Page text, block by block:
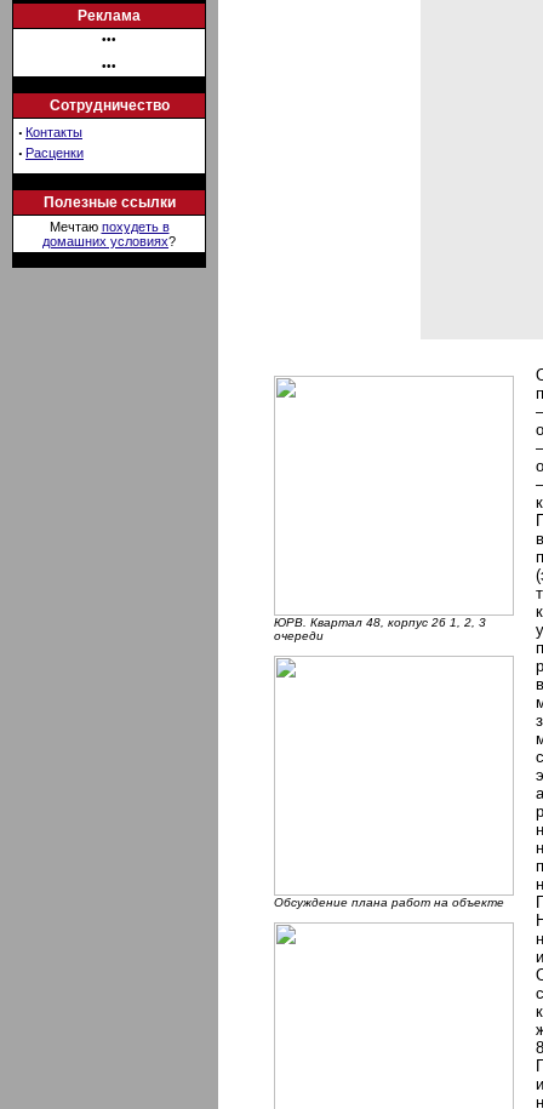
Реклама
•••
•••
Сотрудничество
· Контакты
· Расценки
Полезные ссылки
Мечтаю похудеть в
домашних условиях?
ЮРВ. Квартал 48, корпус 26 1, 2, 3
очереди
Обсуждение плана работ на объекте